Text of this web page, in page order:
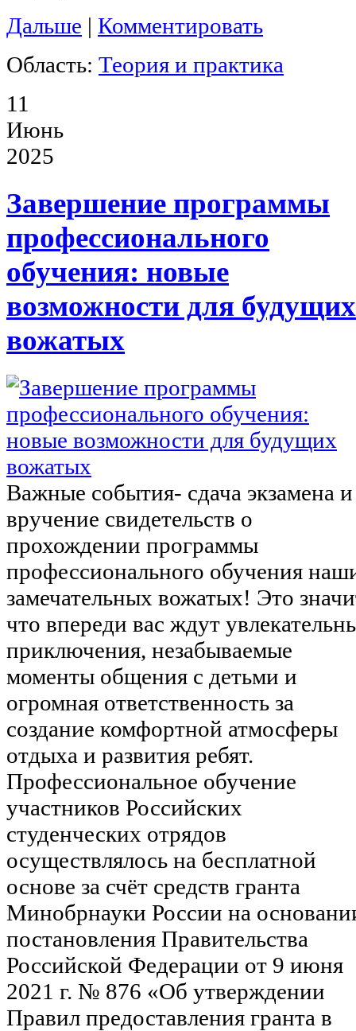
Дальше | Комментировать
Область: Теория и практика
11
Июнь
2025
Завершение программы
профессионального
обучения: новые
возможности для будущих
вожатых
Важные события- сдача экзамена и
вручение свидетельств о
прохождении программы
профессионального обучения
замечательных вожатых! Это
что впереди вас ждут
приключения, незабываемые
моменты общения с детьми и
огромная ответственность за
создание комфортной атмосферы
отдыха и развития ребят.
Профессиональное обучение
участников Российских
студенческих отрядов
осуществлялось на бесплатной
основе за счёт средств гранта
Минобрнауки России на
постановления Правительства
Российской Федерации от 9 июня
2021 г. № 876 «Об утверждении
Правил предоставления гранта в